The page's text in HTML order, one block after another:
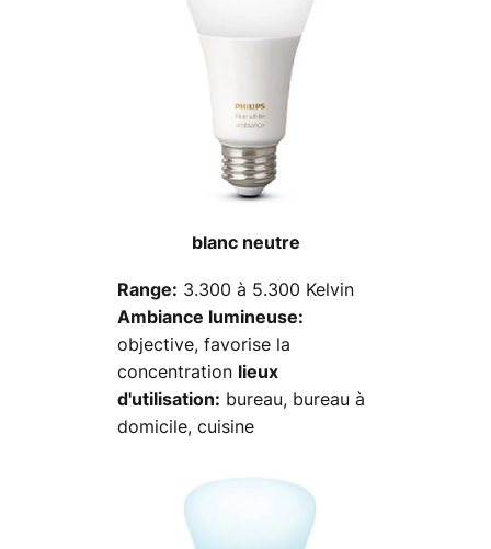
blanc neutre
Range: 3.300 à 5.300 Kelvin
Ambiance lumineuse:
objective, favorise la
concentration lieux
d'utilisation: bureau, bureau à
domicile, cuisine